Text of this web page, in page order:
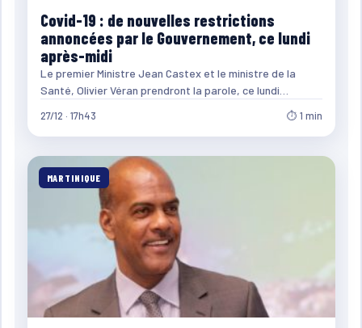
Covid-19 : de nouvelles restrictions
annoncées par le Gouvernement, ce lundi
après-midi
Le premier Ministre Jean Castex et le ministre de la
Santé, Olivier Véran prendront la parole, ce lundi…
27/12 · 17h43 ⏱ 1 min
MARTINIQUE